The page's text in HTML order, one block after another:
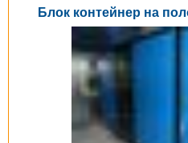
Блок контейнер на